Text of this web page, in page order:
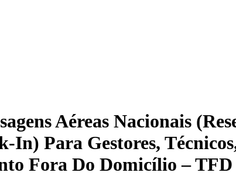
Aéreas Nacionais
In) Para Gestores,
Fora Do Domicílio – TFD